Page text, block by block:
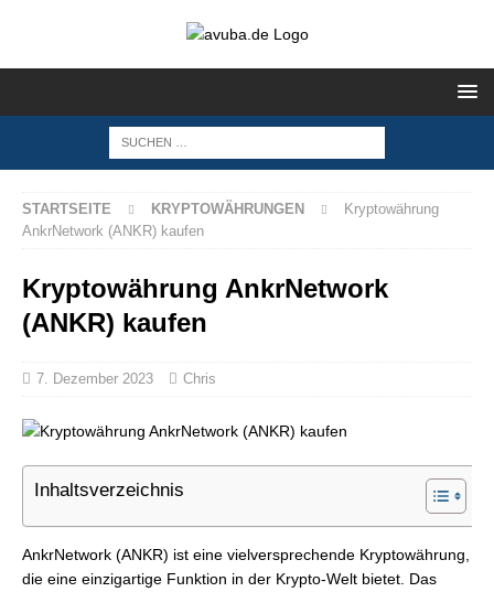
STARTSEITE KRYPTOWÄHRUNGEN
Kryptowährung
AnkrNetwork (ANKR) kaufen
Kryptowährung AnkrNetwork
(ANKR) kaufen
7. Dezember 2023 Chris
Inhaltsverzeichnis
AnkrNetwork (ANKR) ist eine vielversprechende Kryptowährung,
die eine einzigartige Funktion in der Krypto-Welt bietet. Das